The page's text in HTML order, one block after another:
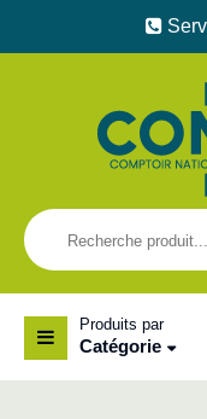
Produits par
Catégorie